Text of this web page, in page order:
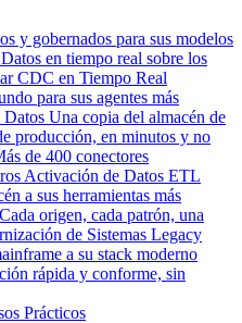
y gobernados para sus modelos
Datos en tiempo real sobre los
CDC en Tiempo Real
para sus agentes más
Datos Una copia del almacén de
producción, en minutos y no
de 400 conectores
Activación de Datos ETL
a sus herramientas más
Cada origen, cada patrón, una
de Sistemas Legacy
a su stack moderno
rápida y conforme, sin
Prácticos